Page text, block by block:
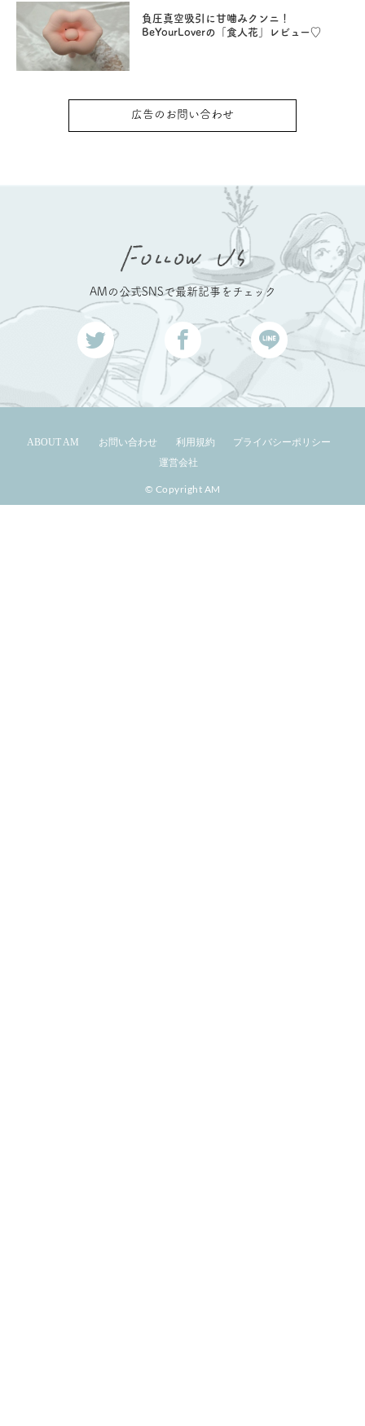
負圧真空吸引に甘噛みクンニ！
BeYourLoverの「食人花」レビュー♡
広告のお問い合わせ
AMの公式SNSで最新記事をチェック
ABOUT AM お問い合わせ 利用規約
プライバシーポリシー
運営会社
© Copyright AM